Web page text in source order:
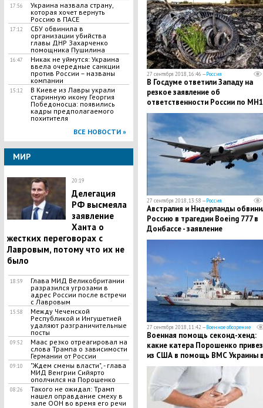
17:56
Украина назвала страну,
которая хочет вернуть
Россию в ПАСЕ
17:12
СБУ обвинила в
организации убийства
главы ДНР Захарченко
помощника Пушилина
16:47
​Никак не уймутся: Украина
ввела очередные санкции
против России – названы
компании
15:12
В Киеве из Лавры украли
старинную икону Георгия
Победоносца: появились
кадры предполагаемого
похитителя
ВСЕ НОВОСТИ »
МИР
20:19
Делегация
РФ высмеяла
заявление
Ханта о
жестких переговорах с
Лавровым, потому что их не
было
18:59
Глава МИД Великобритании
разразился угрозами в
адрес России после встречи
с Лавровым
15:58
Между Чеченской
Республикой и Ингушетией
удаляют разграничительные
посты
09:52
Маас резко отреагировал на
слова Трампа о зависимости
Германии от России
09:10
"Ждем смены власти", - глава
МИД Венгрии Сийярто
ополчился на Порошенко
08:26
Такого не ожидал: Трамп
нашел оправдание смеху в
зале ООН во время его речи
27 сентября 2018, 16:46 —Россия
В Госдуме ответили Западу на
резкое заявление об
ответственности России по
27 сентября 2018, 13:58 —Россия
Австралия и Нидерланды
Россию в трагедии Boeing 777 в
Донбассе - заявление
27 сентября 2018, 11:42 —Военное обозрение
Военная помощь секонд-хенд:
какие катера Порошенко
из США в помощь ВМС Украины
Азовском море